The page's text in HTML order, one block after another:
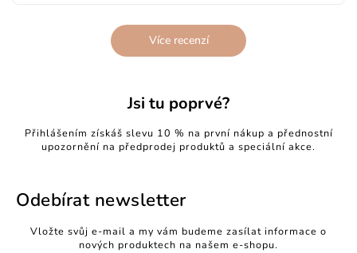
Více recenzí
Jsi tu poprvé?
Přihlášením získáš slevu 10 % na první nákup a přednostní
upozornění na předprodej produktů a speciální akce.
Odebírat newsletter
Vložte svůj e-mail a my vám budeme zasílat informace o
nových produktech na našem e-shopu.